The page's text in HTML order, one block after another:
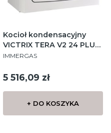
Kocioł kondensacyjny
VICTRIX TERA V2 24 PLUS
EU, jednofunkcyjny,
PRODUCENT
IMMERGAS
Cena
5 516,09 zł
+ DO KOSZYKA